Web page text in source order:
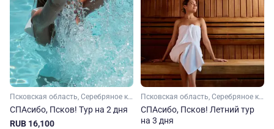
Псковская область, Серебряное кольцо
СПАсибо, Псков! Тур на 2 дня
RUB 16,100
Псковская область, Серебряное кольцо
СПАсибо, Псков! Летний тур
на 3 дня